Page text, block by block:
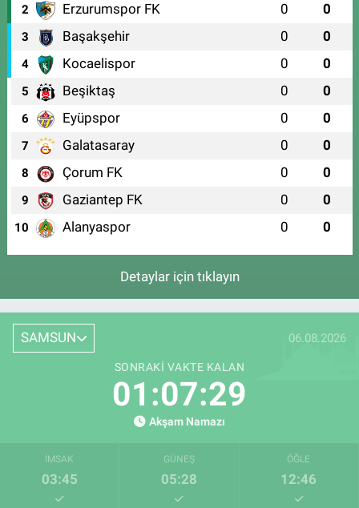
2 Erzurumspor FK 0 0
3 Başakşehir 0 0
4 Kocaelispor 0 0
5 Beşiktaş 0 0
6 Eyüpspor 0 0
7 Galatasaray 0 0
8 Çorum FK 0 0
9 Gaziantep FK 0 0
10 Alanyaspor 0 0
Detaylar için tıklayın
SAMSUN 06.08.2026
SONRAKI VAKTE KALAN
01:07:28
Akşam Namazı
İMSAK
03:45
GÜNEŞ
05:28
ÖĞLE
12:46